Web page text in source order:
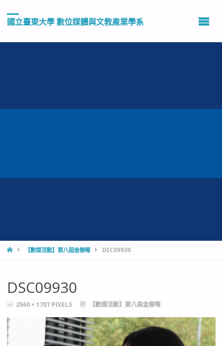
國立臺東大學 數位媒體與文教產業學系
HOME【數媒活動】第八屆金樹莓 DSC09930
DSC09930
FULL2560 × 1707 PIXELS 【數媒活動】第八屆金樹莓